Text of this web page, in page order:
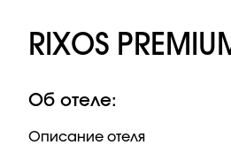
RIXOS
Об отеле:
Описание отеля